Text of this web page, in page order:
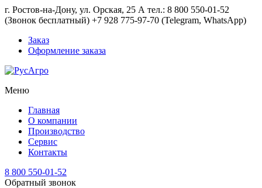
г. Ростов-на-Дону, ул. Орская, 25 А тел.: 8 800 550-01-52
(Звонок бесплатный) +7 928 775-97-70 (Telegram, WhatsApp)
Заказ
Оформление заказа
Меню
Главная
О компании
Производство
Сервис
Контакты
8 800 550-01-52
Обратный звонок